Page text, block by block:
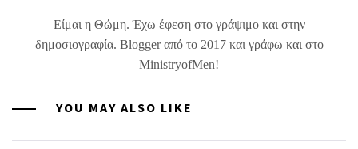
Είμαι η Θώμη. Έχω έφεση στο γράψιμο και στην
δημοσιογραφία. Blogger από το 2017 και γράφω και στο
MinistryofMen!
YOU MAY ALSO LIKE